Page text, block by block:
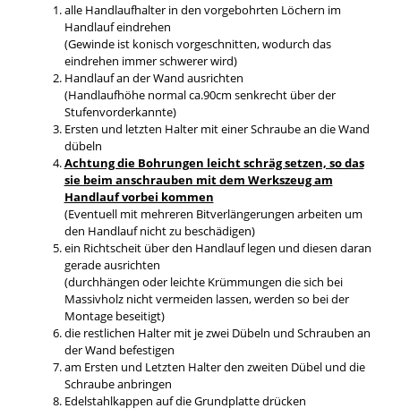
alle Handlaufhalter in den vorgebohrten Löchern im
Handlauf eindrehen
(Gewinde ist konisch vorgeschnitten, wodurch das
eindrehen immer schwerer wird)
Handlauf an der Wand ausrichten
(Handlaufhöhe normal ca.90cm senkrecht über der
Stufenvorderkannte)
Ersten und letzten Halter mit einer Schraube an die Wand
dübeln
Achtung die Bohrungen leicht schräg setzen, so das
sie beim anschrauben mit dem Werkszeug am
Handlauf vorbei kommen
(Eventuell mit mehreren Bitverlängerungen arbeiten um
den Handlauf nicht zu beschädigen)
ein Richtscheit über den Handlauf legen und diesen daran
gerade ausrichten
(durchhängen oder leichte Krümmungen die sich bei
Massivholz nicht vermeiden lassen, werden so bei der
Montage beseitigt)
die restlichen Halter mit je zwei Dübeln und Schrauben an
der Wand befestigen
am Ersten und Letzten Halter den zweiten Dübel und die
Schraube anbringen
Edelstahlkappen auf die Grundplatte drücken